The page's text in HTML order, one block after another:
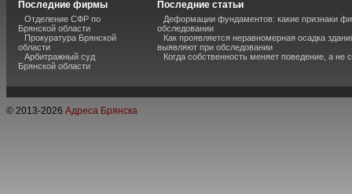
Последние фирмы
Отделение СФР по
Брянской области
Прокуратура Брянской
области
Арбитражный суд
Брянской области
Последние статьи
Деформации фундаментов: какие признаки
обследовании
Как проявляется неравномерная осадка
выявляют при обследовании
Когда собственность меняет поведение, а не
© 2013-2026 Адреса Брянска